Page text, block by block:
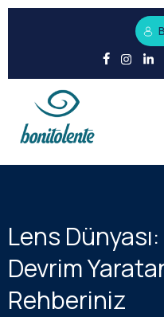
Lens
Devrim
Rehberiniz